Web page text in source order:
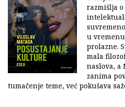
razmišlja
u
prolazne.
mala
naslova, a
zanima
tumačenje teme, već pokušava